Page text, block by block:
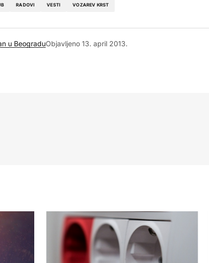
RADOVI VESTI VOZAREV KRST
u BeograduObjavljeno 13. april 2013.